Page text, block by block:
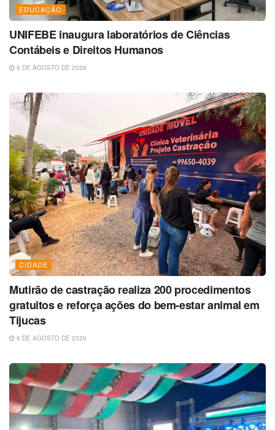
EDUCAÇÃO
UNIFEBE inaugura laboratórios de Ciências
Contábeis e Direitos Humanos
6 DE AGOSTO DE 2026
CIDADE
Mutirão de castração realiza 200 procedimentos
gratuitos e reforça ações do bem-estar animal em
Tijucas
6 DE AGOSTO DE 2026